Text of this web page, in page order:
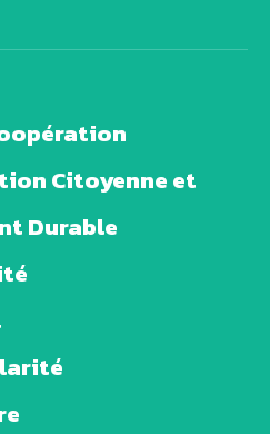
Citoyenne et
Durable